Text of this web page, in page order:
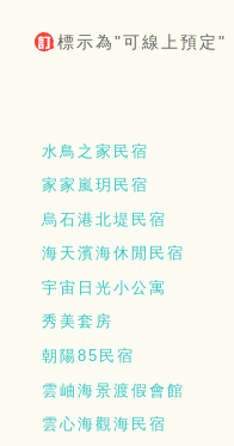
標示為"可線上預定"
水鳥之家民宿
家家嵐玥民宿
烏石港北堤民宿
海天濱海休閒民宿
宇宙日光小公寓
秀美套房
朝陽85民宿
雲岫海景渡假會館
雲心海觀海民宿